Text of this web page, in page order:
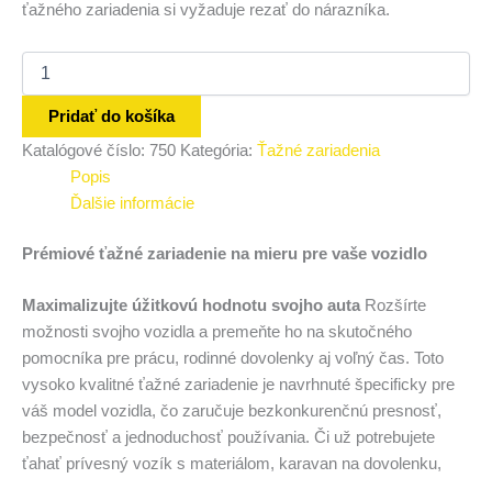
ťažného zariadenia si vyžaduje rezať do nárazníka.
Pridať do košíka
Katalógové číslo: 750 Kategória: Ťažné zariadenia
Popis
Ďalšie informácie
Prémiové ťažné zariadenie na mieru pre vaše vozidlo
Maximalizujte úžitkovú hodnotu svojho auta Rozšírte
možnosti svojho vozidla a premeňte ho na skutočného
pomocníka pre prácu, rodinné dovolenky aj voľný čas. Toto
vysoko kvalitné ťažné zariadenie je navrhnuté špecificky pre
váš model vozidla, čo zaručuje bezkonkurenčnú presnosť,
bezpečnosť a jednoduchosť používania. Či už potrebujete
ťahať prívesný vozík s materiálom, karavan na dovolenku,